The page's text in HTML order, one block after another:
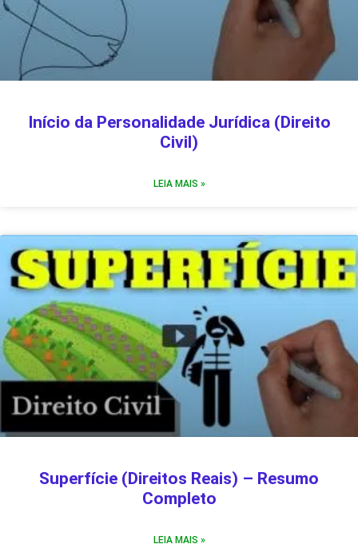
Início da Personalidade Jurídica (Direito
Civil)
LEIA MAIS »
Superfície (Direitos Reais) – Resumo
Completo
LEIA MAIS »